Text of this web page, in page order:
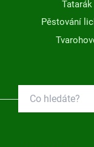
Pěstování